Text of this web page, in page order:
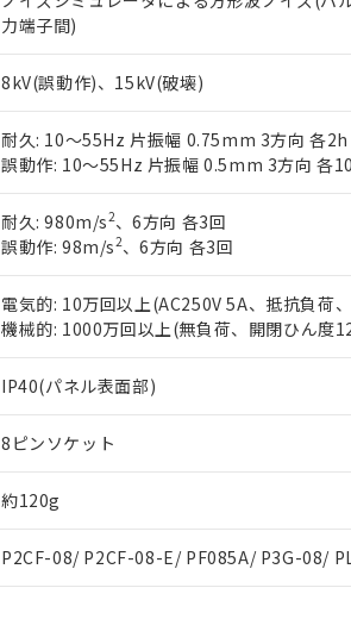
力端子間)
8kV(誤動作)、15kV(破壊)
耐久: 10～55Hz 片振幅 0.75mm 3方向 各2h
誤動作: 10～55Hz 片振幅 0.5mm 3方向 各
耐久: 980m/s2、6方向 各3回
誤動作: 98m/s2、6方向 各3回
電気的: 10万回以上(AC250V 5A、抵抗負荷
機械的: 1000万回以上(無負荷、開閉ひん度
IP40(パネル表面部)
8ピンソケット
約120g
P2CF-08/ P2CF-08-E/ PF085A/ P3G-08/
51物質の非含有証明書（当
※本証明書は発行日時点で非
また、RoHS指令のフタル酸
混在することから備考欄に対
既に当社にて対応品への在